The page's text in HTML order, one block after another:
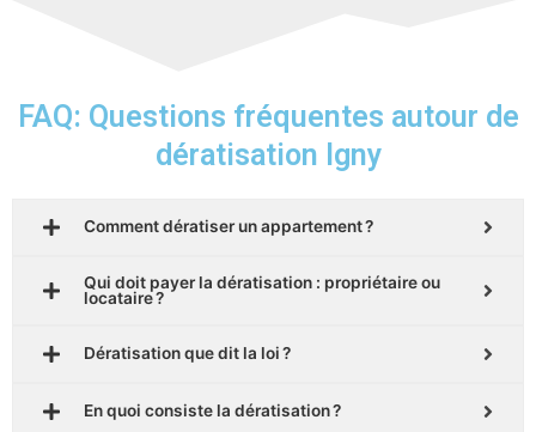
FAQ: Questions fréquentes autour de
dératisation Igny
Comment dératiser un appartement ?
Qui doit payer la dératisation : propriétaire ou
locataire ?
Dératisation que dit la loi ?
En quoi consiste la dératisation ?